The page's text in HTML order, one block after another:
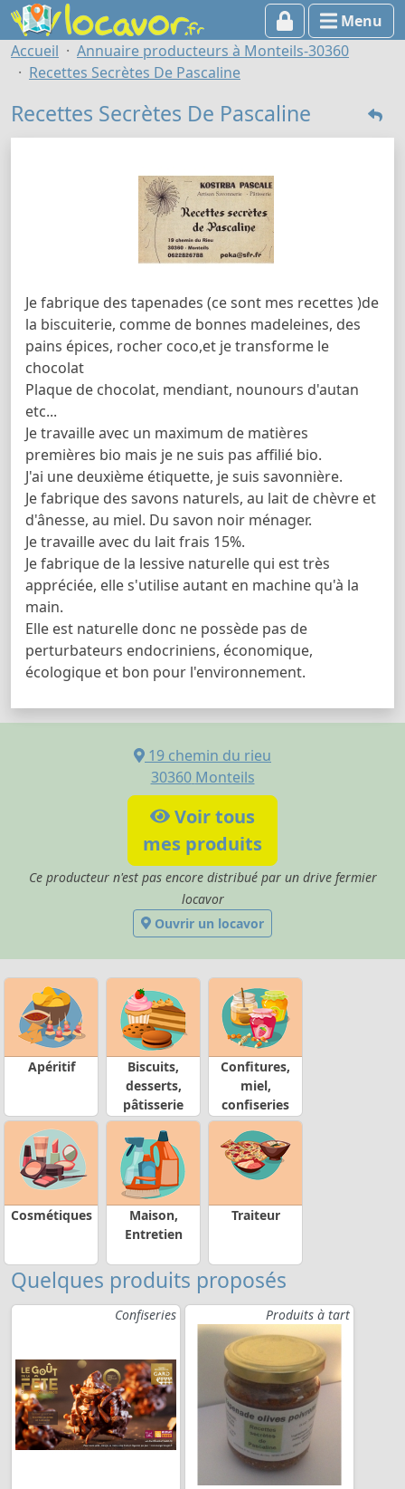
Menu
Accueil
Annuaire producteurs à Monteils-30360
Recettes Secrètes De Pascaline
Recettes Secrètes De Pascaline
Je fabrique des tapenades (ce sont mes recettes )de
la biscuiterie, comme de bonnes madeleines, des
pains épices, rocher coco,et je transforme le
chocolat
Plaque de chocolat, mendiant, nounours d'autan
etc...
Je travaille avec un maximum de matières
premières bio mais je ne suis pas affilié bio.
J'ai une deuxième étiquette, je suis savonnière.
Je fabrique des savons naturels, au lait de chèvre et
d'ânesse, au miel. Du savon noir ménager.
Je travaille avec du lait frais 15%.
Je fabrique de la lessive naturelle qui est très
appréciée, elle s'utilise autant en machine qu'à la
main.
Elle est naturelle donc ne possède pas de
perturbateurs endocriniens, économique,
écologique et bon pour l'environnement.
19 chemin du rieu
30360 Monteils
Voir tous
mes produits
Ce producteur n'est pas encore distribué par un drive fermier
locavor
Ouvrir un locavor
Apéritif
Biscuits,
desserts,
pâtisserie
Confitures,
miel,
confiseries
Cosmétiques
Maison,
Entretien
Traiteur
Quelques produits proposés
Confiseries Produits à tart